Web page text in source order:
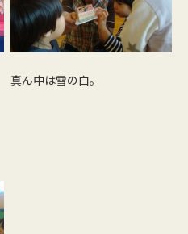
真ん中は雪の白。